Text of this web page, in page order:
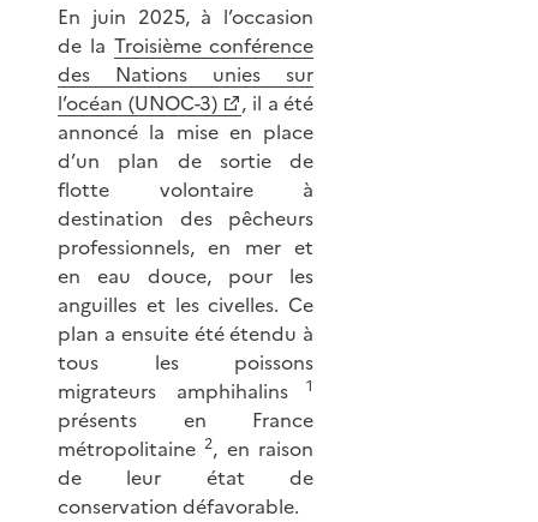
En juin 2025, à l’occasion
de la Troisième conférence
des Nations unies sur
l’océan (UNOC-3)
, il a été
annoncé la mise en place
d’un plan de sortie de
flotte volontaire à
destination des pêcheurs
professionnels, en mer et
en eau douce, pour les
anguilles et les civelles. Ce
plan a ensuite été étendu à
tous les poissons
migrateurs amphihalins
1
présents en France
métropolitaine 2, en raison
de leur état de
conservation défavorable.